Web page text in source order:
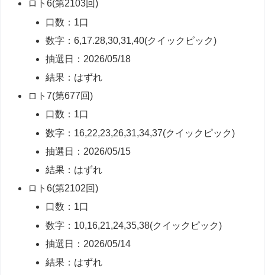
ロト6(第2103回)
口数：1口
数字：6,17.28,30,31,40(クイックピック)
抽選日：2026/05/18
結果：はずれ
ロト7(第677回)
口数：1口
数字：16,22,23,26,31,34,37(クイックピック)
抽選日：2026/05/15
結果：はずれ
ロト6(第2102回)
口数：1口
数字：10,16,21,24,35,38(クイックピック)
抽選日：2026/05/14
結果：はずれ